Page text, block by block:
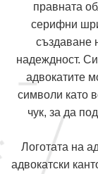
правната
серифни
създаване
надеждност.
адвокатите
символи като
чук, за да
Логотата на
адвокатски